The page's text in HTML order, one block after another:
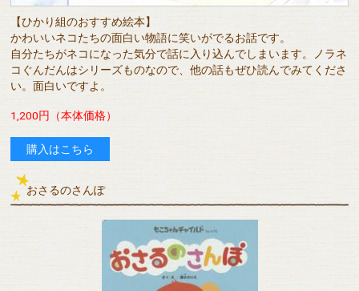
【ひかり組のおすすめ絵本】
かわいいネコたちの面白い物語に笑いがでるお話です。
自分たちがネコになった気分で話に入り込んでしまいます。ノラネ
コぐんだんはシリーズものなので、他の話もぜひ読んでみてくださ
い。面白いですよ。
1,200円（本体価格）
購入はこちら
おさるのさんぽ